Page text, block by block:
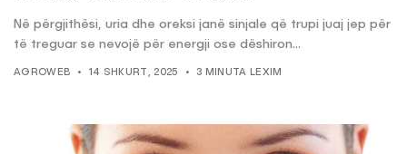
Në përgjithësi, uria dhe oreksi janë sinjale që trupi juaj jep për
të treguar se nevojë për energji ose dëshiron...
AGROWEB 14 SHKURT, 2025 3 MINUTA LEXIM